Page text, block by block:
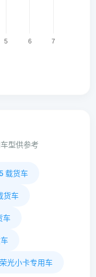
型供参考
载货车
货车
车
光小卡专用车